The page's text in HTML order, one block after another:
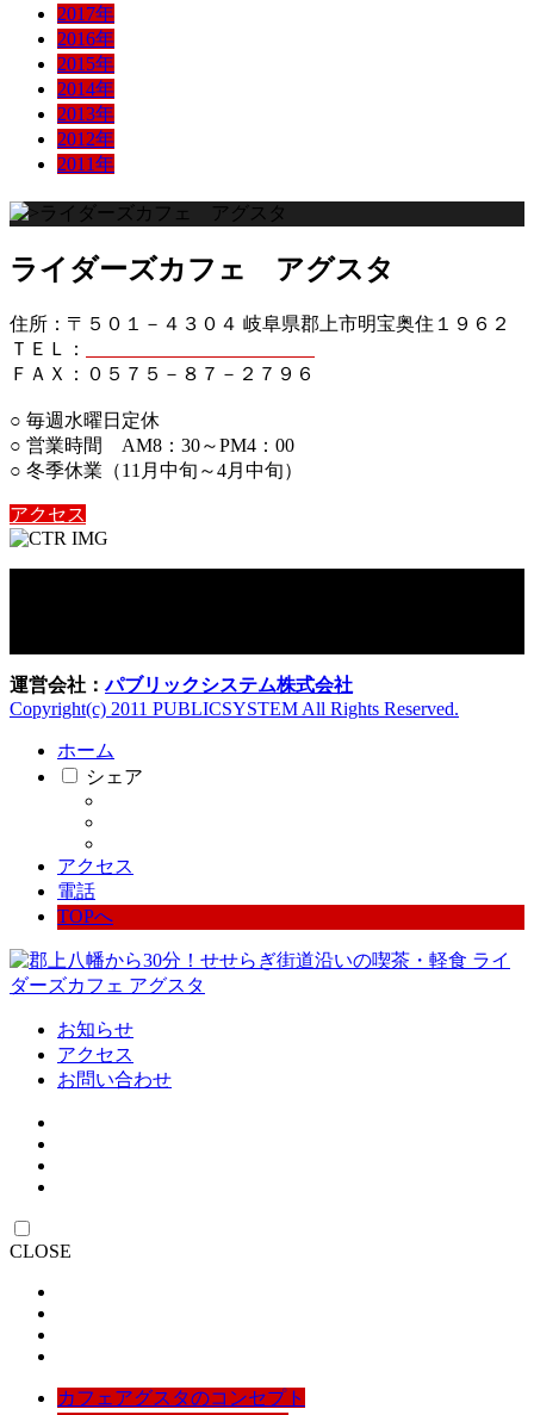
2017年
2016年
2015年
2014年
2013年
2012年
2011年
ライダーズカフェ アグスタ
住所：〒５０１－４３０４ 岐阜県郡上市明宝奥住１９６２
ＴＥＬ：
ＦＡＸ：０５７５－８７－２７９６
○ 毎週水曜日定休
○ 営業時間 AM8：30～PM4：00
○ 冬季休業（11月中旬～4月中旬）
アクセス
運営会社：パブリックシステム株式会社
Copyright(c) 2011 PUBLICSYSTEM All Rights Reserved.
ホーム
シェア
アクセス
電話
TOPへ
お知らせ
アクセス
お問い合わせ
CLOSE
カフェアグスタのコンセプト